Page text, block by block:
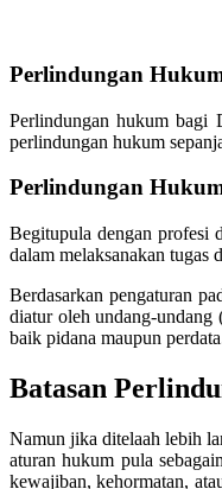
Perlindungan
Perlindungan hukum bagi
perlindungan hukum
Perlindungan
Begitupula dengan profesi
dalam melaksanakan tugas
Berdasarkan pengaturan
diatur oleh undang-undang
baik pidana maupun
Batasan
Namun jika ditelaah lebih
aturan hukum pula
kewajiban, kehormatan,